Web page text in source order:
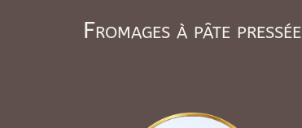
Fromages à pâte pressée